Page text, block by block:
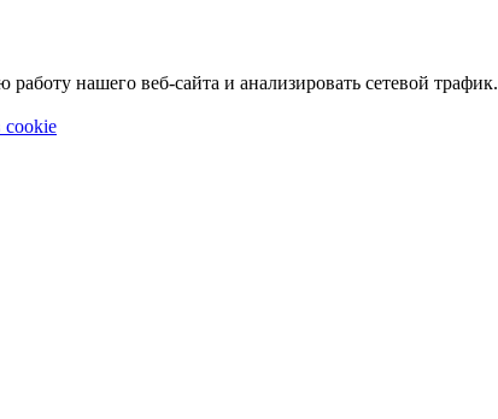
нашего веб-сайта и анализировать сетевой трафик.
cookie